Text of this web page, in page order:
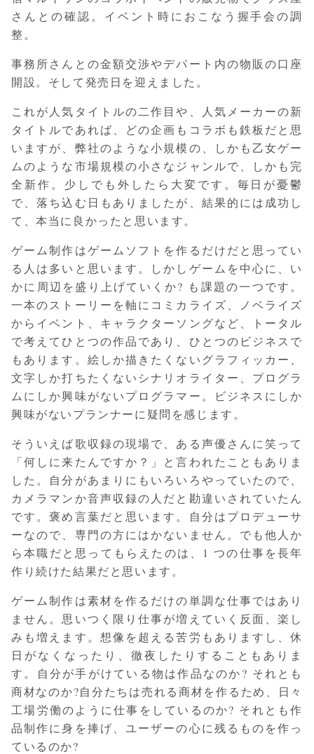
さんとの確認。イベント時におこなう握手会の調
整。
事務所さんとの金額交渉やデパート内の物販の口座
開設。そして発売日を迎えました。
これが人気タイトルの二作目や、人気メーカーの新
タイトルであれば、どの企画もコラボも鉄板だと思
いますが、弊社のような小規模の、しかも乙女ゲー
ムのような市場規模の小さなジャンルで、しかも完
全新作。少しでも外したら大変です。毎日が憂鬱
で、落ち込む日もありましたが、結果的には成功し
て、本当に良かったと思います。
ゲーム制作はゲームソフトを作るだけだと思ってい
る人は多いと思います。しかしゲームを中心に、い
かに周辺を盛り上げていくか? も課題の一つです。
一本のストーリーを軸にコミカライズ、ノベライズ
からイベント、キャラクターソングなど、トータル
で考えてひとつの作品であり、ひとつのビジネスで
もあります。絵しか描きたくないグラフィッカー、
文字しか打ちたくないシナリオライター、プログラ
ムにしか興味がないプログラマー。ビジネスにしか
興味がないプランナーに疑問を感じます。
そういえば歌収録の現場で、ある声優さんに笑って
「何しに来たんですか？」と言われたこともありま
した。自分があまりにもいろいろやっていたので、
カメラマンか音声収録の人だと勘違いされていたん
です。褒め言葉だと思います。自分はプロデューサ
ーなので、専門の方にはかないません。でも他人か
ら本職だと思ってもらえたのは、1 つの仕事を長年
作り続けた結果だと思います。
ゲーム制作は素材を作るだけの単調な仕事ではあり
ません。思いつく限り仕事が増えていく反面、楽し
みも増えます。想像を超える苦労もありますし、休
日がなくなったり、徹夜したりすることもありま
す。自分が手がけている物は作品なのか? それとも
商材なのか?自分たちは売れる商材を作るため、日々
工場労働のように仕事をしているのか? それとも作
品制作に身を捧げ、ユーザーの心に残るものを作っ
ているのか?